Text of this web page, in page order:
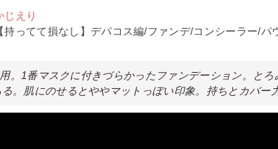
じえり
【持ってて損なし】デパコス編/ファンデ/コンシーラー/パ
。1番マスクに付きづらかったファンデーション。と
。肌にのせるとややマットっぽい印象。持ちとカバー